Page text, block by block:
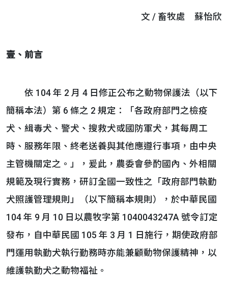
文 / 畜牧處 蘇怡欣
壹、 前言
依 104 年 2 月 4 日修正公布之動物保護法（以下
簡稱本法）第 6 條之 2 規定：「各政府部門之檢疫
犬、緝毒犬、警犬、搜救犬或國防軍犬，其每周工
時、服務年限、終老送養與其他應遵行事項，由中央
主管機關定之。」，爰此，農委會參酌國內、外相關
規範及現行實務，研訂全國一致性之「政府部門執勤
犬照護管理規則」（以下簡稱本規則），於中華民國
104 年 9 月 10 日以農牧字第 1040043247A 號令訂定
發布，自中華民國 105 年 3 月 1 日施行，期使政府部
門運用執勤犬執行勤務時亦能兼顧動物保護精神，以
維護執勤犬之動物福祉。